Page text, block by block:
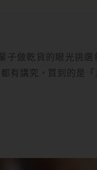
子做乾貨的眼光挑
有講究，買到的是「